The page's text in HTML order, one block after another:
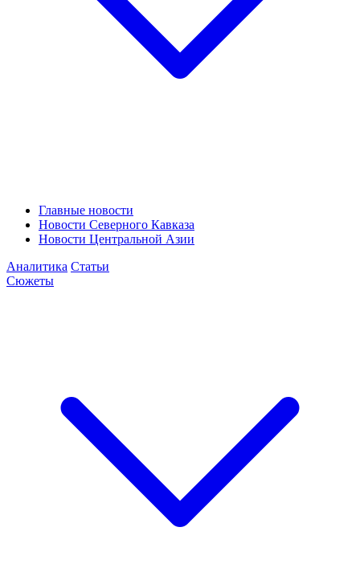
Главные новости
Новости Северного Кавказа
Новости Центральной Азии
Аналитика Статьи
Сюжеты